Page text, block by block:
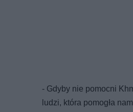
- Gdyby nie pomocni
ludzi, która pomogła